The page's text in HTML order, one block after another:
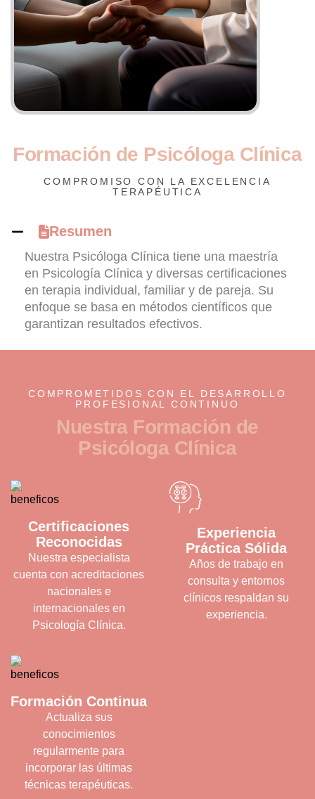
Formación de Psicóloga Clínica
COMPROMISO CON LA EXCELENCIA
TERAPÉUTICA
Resumen
Nuestra Psicóloga Clínica tiene una maestría
en Psicología Clínica y diversas certificaciones
en terapia individual, familiar y de pareja. Su
enfoque se basa en métodos científicos que
garantizan resultados efectivos.
COMPROMETIDOS CON EL DESARROLLO
PROFESIONAL CONTINUO
Nuestra Formación de
Psicóloga Clínica
Certificaciones
Reconocidas
Nuestra especialista
cuenta con acreditaciones
nacionales e
internacionales en
Psicología Clínica.
Experiencia
Práctica Sólida
Años de trabajo en
consulta y entornos
clínicos respaldan su
experiencia.
Formación Continua
Actualiza sus
conocimientos
regularmente para
incorporar las últimas
técnicas terapéuticas.